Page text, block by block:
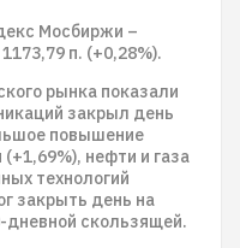
Мосбиржи –
п. (+0,28%).
рынка показали
закрыл день
повышение
нефти и газа
технологий
закрыть день на
скользящей.